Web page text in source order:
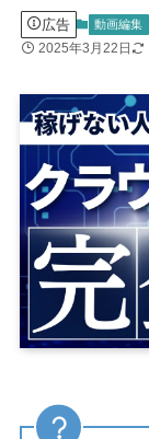
広告 動画編集
2025年3月22日